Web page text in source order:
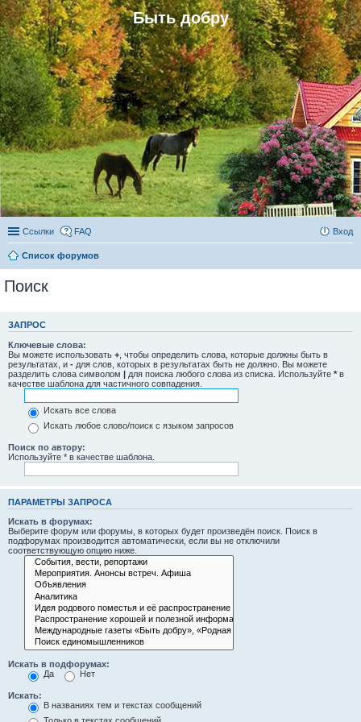
Быть добру
Ссылки FAQ Вход
Список форумов
Поиск
ЗАПРОС
Ключевые слова:
Вы можете использовать + , чтобы определить слова, которые должны быть в
результатах, и - для слов, которых в результатах быть не должно. Вы можете
разделить слова символом | для поиска любого слова из списка. Используйте * в
качестве шаблона для частичного совпадения.
Искать все слова
Искать любое слово/поиск с языком запросов
Поиск по автору:
Используйте * в качестве шаблона.
ПАРАМЕТРЫ ЗАПРОСА
Искать в форумах:
Выберите форум или форумы, в которых будет произведён поиск. Поиск в
подфорумах производится автоматически, если вы не отключили
соответствующую опцию ниже.
Искать в подфорумах:
Да
Нет
Искать:
В названиях тем и текстах сообщений